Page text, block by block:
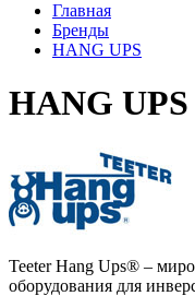
Главная
Бренды
HANG UPS
HANG UPS
Teeter Hang Ups® –
оборудования для